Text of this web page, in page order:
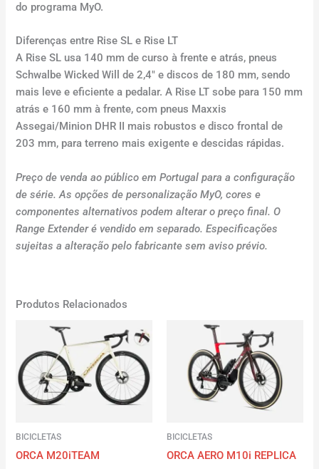
do programa MyO.
Diferenças entre Rise SL e Rise LT
A Rise SL usa 140 mm de curso à frente e atrás, pneus
Schwalbe Wicked Will de 2,4″ e discos de 180 mm, sendo
mais leve e eficiente a pedalar. A Rise LT sobe para 150 mm
atrás e 160 mm à frente, com pneus Maxxis
Assegai/Minion DHR II mais robustos e disco frontal de
203 mm, para terreno mais exigente e descidas rápidas.
Preço de venda ao público em Portugal para a configuração
de série. As opções de personalização MyO, cores e
componentes alternativos podem alterar o preço final. O
Range Extender é vendido em separado. Especificações
sujeitas a alteração pelo fabricante sem aviso prévio.
Produtos Relacionados
BICICLETAS
ORCA M20iTEAM
BICICLETAS
ORCA AERO M10i REPLICA